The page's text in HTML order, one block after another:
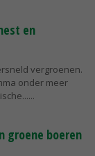
en
vergroenen.
onder meer
groene boeren